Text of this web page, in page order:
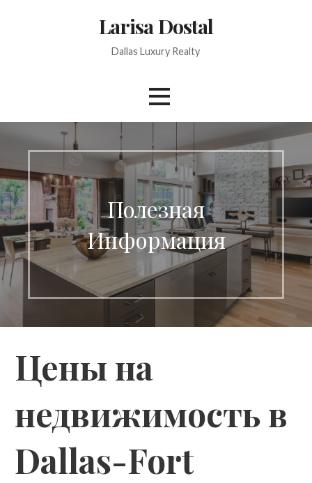
Larisa Dostal
Dallas Luxury Realty
Полезная
Информация
Цены на
недвижимость в
Dallas-Fort